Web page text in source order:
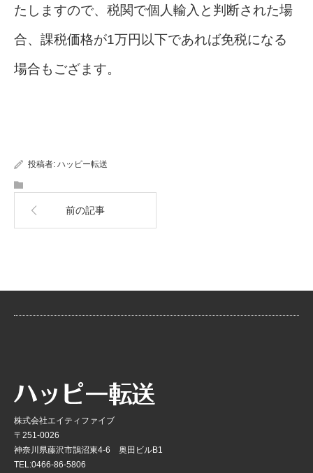
たしますので、税関で個人輸入と判断された場
合、課税価格が1万円以下であれば免税になる
場合もござます。
投稿者: ハッピー転送
前の記事
株式会社エイティファイブ
〒251-0026
神奈川県藤沢市鵠沼東4-6 奥田ビルB1
TEL:0466-86-5806